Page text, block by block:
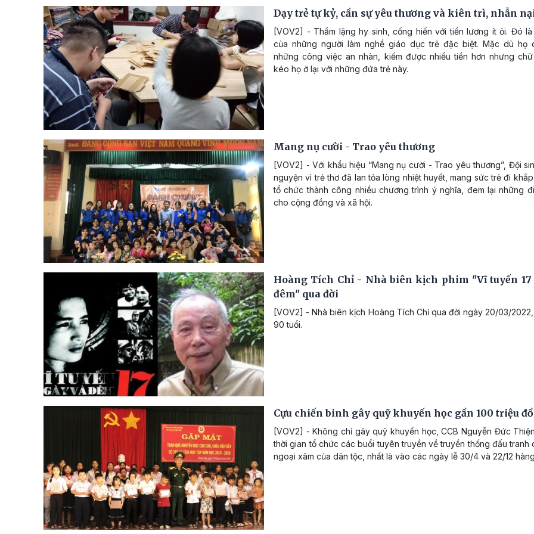
Dạy trẻ tự kỷ, cần sự yêu thương và kiên trì, nhẫn
[VOV2] - Thầm lặng hy sinh, cống hiến với tiền lương ít ỏi. Đó
của những người làm nghề giáo dục trẻ đặc biệt. Mặc dù họ
những công việc an nhàn, kiếm được nhiều tiền hơn nhưng
kéo họ ở lại với những đứa trẻ này.
Mang nụ cười - Trao yêu thương
[VOV2] - Với khẩu hiệu “Mang nụ cười - Trao yêu thương”, Đội
nguyện vì trẻ thơ đã lan tỏa lòng nhiệt huyết, mang sức trẻ đi
tổ chức thành công nhiều chương trình ý nghĩa, đem lại những
cho cộng đồng và xã hội.
Hoàng Tích Chỉ - Nhà biên kịch phim "Vĩ tuyến
đêm" qua đời
[VOV2] - Nhà biên kịch Hoàng Tích Chỉ qua đời ngày 20/03/
90 tuổi.
Cựu chiến binh gây quỹ khuyến học gần 100 triệu
[VOV2] - Không chỉ gây quỹ khuyến học, CCB Nguyễn Đức
thời gian tổ chức các buổi tuyên truyền về truyền thống đấu tranh
ngoại xâm của dân tộc, nhất là vào các ngày lễ 30/4 và 22/12